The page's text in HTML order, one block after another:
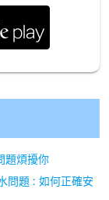
題煩擾你
問題 : 如何正確安